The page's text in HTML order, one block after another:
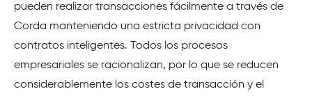
pueden realizar transacciones fácilmente a través de
Corda manteniendo una estricta privacidad con
contratos inteligentes. Todos los procesos
empresariales se racionalizan, por lo que se reducen
considerablemente los costes de transacción y el